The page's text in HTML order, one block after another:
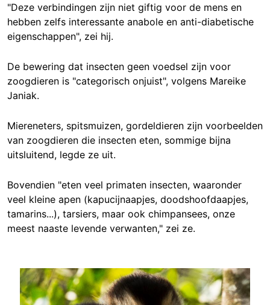
"Deze verbindingen zijn niet giftig voor de mens en
hebben zelfs interessante anabole en anti-diabetische
eigenschappen", zei hij.
De bewering dat insecten geen voedsel zijn voor
zoogdieren is "categorisch onjuist", volgens Mareike
Janiak.
Miereneters, spitsmuizen, gordeldieren zijn voorbeelden
van zoogdieren die insecten eten, sommige bijna
uitsluitend, legde ze uit.
Bovendien "eten veel primaten insecten, waaronder
veel kleine apen (kapucijnaapjes, doodshoofdaapjes,
tamarins...), tarsiers, maar ook chimpansees, onze
meest naaste levende verwanten," zei ze.
Image